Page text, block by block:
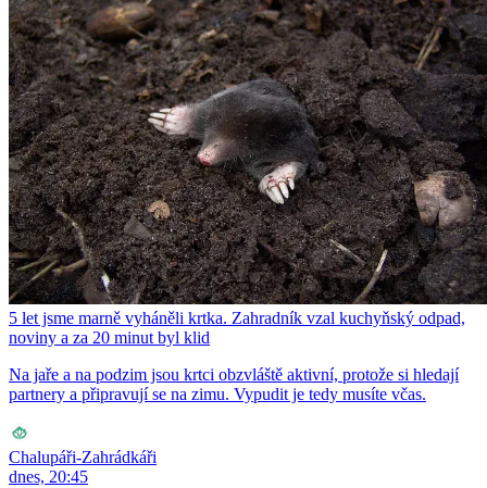
5 let jsme marně vyháněli krtka. Zahradník vzal kuchyňský odpad,
noviny a za 20 minut byl klid
Na jaře a na podzim jsou krtci obzvláště aktivní, protože si hledají
partnery a připravují se na zimu. Vypudit je tedy musíte včas.
Chalupáři-Zahrádkáři
dnes, 20:45